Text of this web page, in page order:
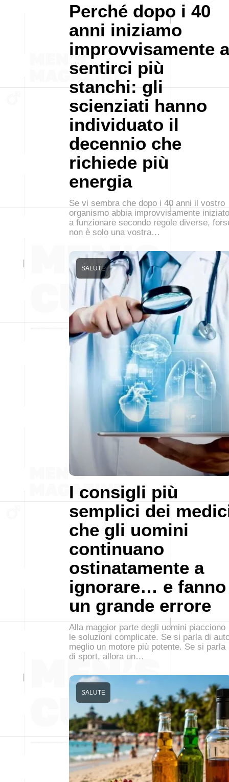
Perché dopo i 40
anni iniziamo
improvvisamente a
sentirci più
stanchi: gli
scienziati hanno
individuato il
decennio che
richiede più
energia
Se vi sembra che dopo i 40 anni il vostro
organismo abbia improvvisamente iniziato
a funzionare secondo regole diverse,
non è solo una vostra…
I consigli più
semplici dei
che gli uomini
continuano
ostinatamente a
ignorare… e fanno
un grande errore
SALUTE
Alla maggior parte degli uomini piacciono
le soluzioni complicate. Se si parla di
meglio un motore più potente. Se si parla
di sport, allora un…
SALUTE